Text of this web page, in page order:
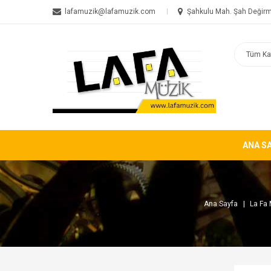
lafamuzik@lafamuzik.com Şahkulu Mah. Şah
ANA
Ana Sayfa La Fa